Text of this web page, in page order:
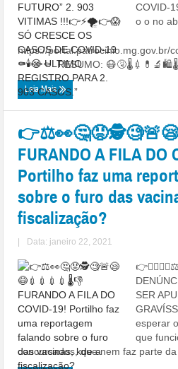
COVID-
o o no
https://portal.patrocinio.mg.gov.br/
⚰⚰⚰⚰ RESUMO:
Leia Mais
FURANDO A FILA DO
Portilho faz uma
sobre o furo das
fiscalização?
Data: janeiro 22, 2021
SER
esperar
que
concursados, que nem faz parte da